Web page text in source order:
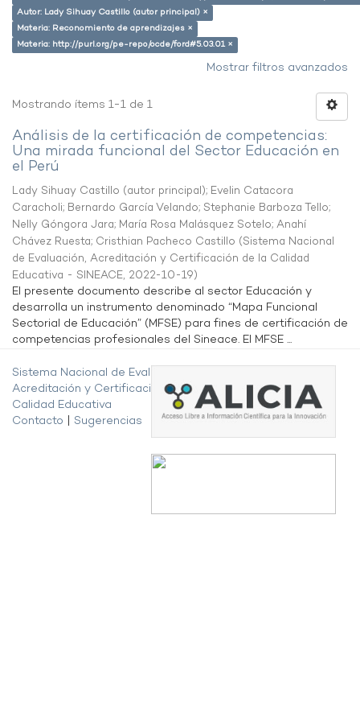
Autor: Lady Sihuay Castillo (autor principal) ×
Materia: Reconomiento de aprendizajes ×
Materia: http://purl.org/pe-repo/ocde/ford#5.03.01 ×
Mostrar filtros avanzados
Mostrando ítems 1-1 de 1
Análisis de la certificación de competencias:
Una mirada funcional del Sector Educación en
el Perú
Lady Sihuay Castillo (autor principal); Evelin Catacora
Caracholi; Bernardo García Velando; Stephanie Barboza Tello;
Nelly Góngora Jara; María Rosa Malásquez Sotelo; Anahí
Chávez Ruesta; Cristhian Pacheco Castillo (Sistema Nacional
de Evaluación, Acreditación y Certificación de la Calidad
Educativa - SINEACE, 2022-10-19)
El presente documento describe al sector Educación y
desarrolla un instrumento denominado “Mapa Funcional
Sectorial de Educación” (MFSE) para fines de certificación de
competencias profesionales del Sineace. El MFSE ...
Sistema Nacional de Evaluación,
Acreditación y Certificación de la
Calidad Educativa
Contacto
Sugerencias